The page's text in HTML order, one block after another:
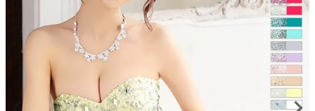
前ミニドレス
ロングドレス
タイトロングドレス